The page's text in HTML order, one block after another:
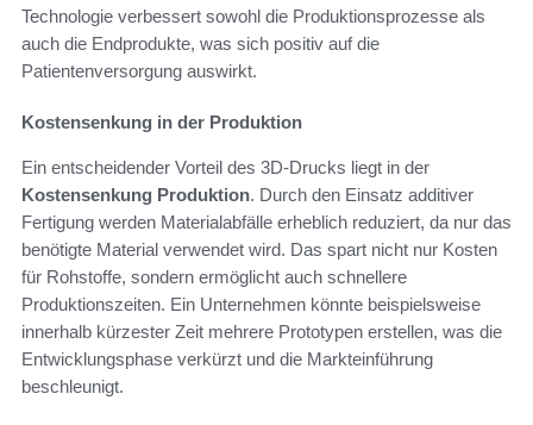
Technologie verbessert sowohl die Produktionsprozesse als
auch die Endprodukte, was sich positiv auf die
Patientenversorgung auswirkt.
Kostensenkung in der Produktion
Ein entscheidender Vorteil des 3D-Drucks liegt in der
Kostensenkung Produktion. Durch den Einsatz additiver
Fertigung werden Materialabfälle erheblich reduziert, da nur das
benötigte Material verwendet wird. Das spart nicht nur Kosten
für Rohstoffe, sondern ermöglicht auch schnellere
Produktionszeiten. Ein Unternehmen könnte beispielsweise
innerhalb kürzester Zeit mehrere Prototypen erstellen, was die
Entwicklungsphase verkürzt und die Markteinführung
beschleunigt.